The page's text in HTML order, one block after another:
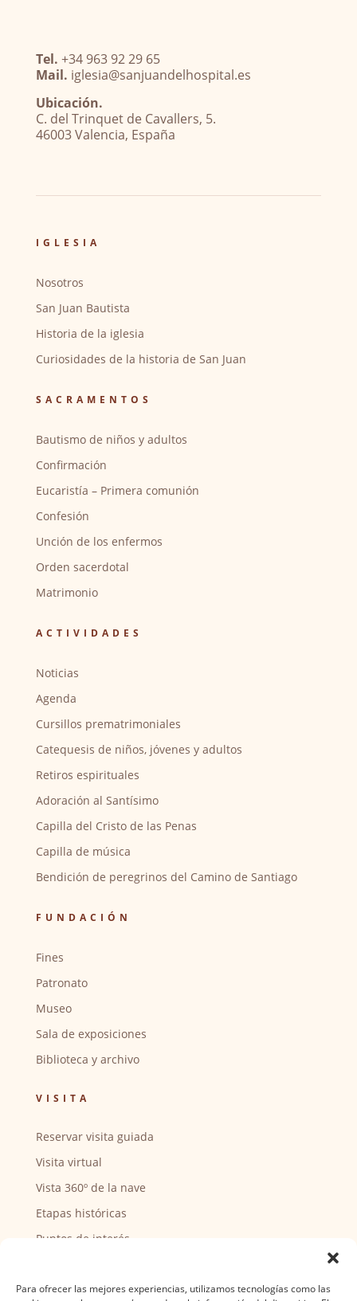
Para ofrecer las mejores experiencias, utilizamos tecnologías como las
Tel. +34 963 92 29 65
Mail. iglesia@sanjuandelhospital.es
Ubicación.
C. del Trinquet de Cavallers, 5.
46003 Valencia, España
IGLESIA
Nosotros
San Juan Bautista
Historia de la iglesia
Curiosidades de la historia de San Juan
SACRAMENTOS
Bautismo de niños y adultos
Confirmación
Eucaristía – Primera comunión
Confesión
Unción de los enfermos
Orden sacerdotal
Matrimonio
ACTIVIDADES
Noticias
Agenda
Cursillos prematrimoniales
Catequesis de niños, jóvenes y adultos
Retiros espirituales
Adoración al Santísimo
Capilla del Cristo de las Penas
Capilla de música
Bendición de peregrinos del Camino de Santiago
FUNDACIÓN
Fines
Patronato
Museo
Sala de exposiciones
Biblioteca y archivo
VISITA
Reservar visita guiada
Visita virtual
Vista 360º de la nave
Etapas históricas
Puntos de interés